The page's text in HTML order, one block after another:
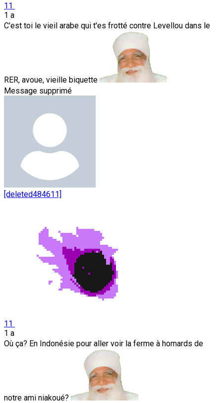
11
1 a
C'est toi le vieil arabe qui t'es frotté contre Levellou dans le
RER, avoue, vieille biquette
Message supprimé
[deleted484611]
11
1 a
Où ça? En Indonésie pour aller voir la ferme à homards de
notre ami niakoué?